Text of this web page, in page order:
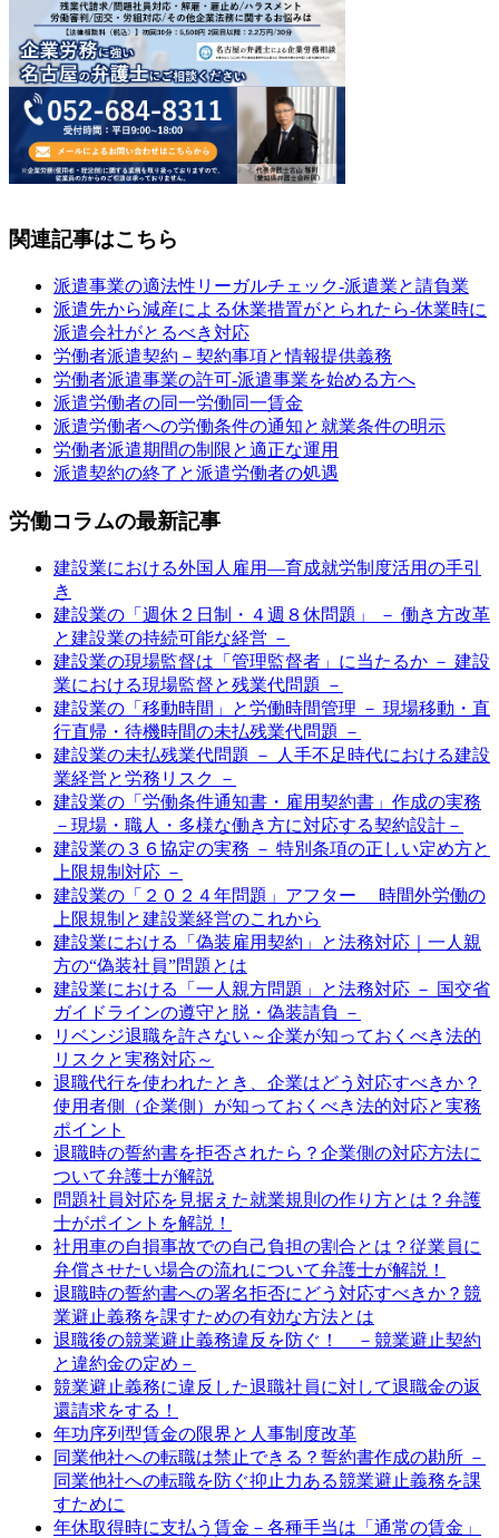
関連記事はこちら
派遣事業の適法性リーガルチェック‐派遣業と請負業
派遣先から減産による休業措置がとられたら‐休業時に
派遣会社がとるべき対応
労働者派遣契約－契約事項と情報提供義務
労働者派遣事業の許可‐派遣事業を始める方へ
派遣労働者の同一労働同一賃金
派遣労働者への労働条件の通知と就業条件の明示
労働者派遣期間の制限と適正な運用
派遣契約の終了と派遣労働者の処遇
労働コラムの最新記事
建設業における外国人雇用―育成就労制度活用の手引
き
建設業の「週休２日制・４週８休問題」 － 働き方改革
と建設業の持続可能な経営 －
建設業の現場監督は「管理監督者」に当たるか － 建設
業における現場監督と残業代問題 －
建設業の「移動時間」と労働時間管理 － 現場移動・直
行直帰・待機時間の未払残業代問題 －
建設業の未払残業代問題 － 人手不足時代における建設
業経営と労務リスク －
建設業の「労働条件通知書・雇用契約書」作成の実務
－現場・職人・多様な働き方に対応する契約設計－
建設業の３６協定の実務 － 特別条項の正しい定め方と
上限規制対応 －
建設業の「２０２４年問題」アフター 時間外労働の
上限規制と建設業経営のこれから
建設業における「偽装雇用契約」と法務対応｜一人親
方の“偽装社員”問題とは
建設業における「一人親方問題」と法務対応 － 国交省
ガイドラインの遵守と脱・偽装請負 －
リベンジ退職を許さない～企業が知っておくべき法的
リスクと実務対応～
退職代行を使われたとき、企業はどう対応すべきか？
使用者側（企業側）が知っておくべき法的対応と実務
ポイント
退職時の誓約書を拒否されたら？企業側の対応方法に
ついて弁護士が解説
問題社員対応を見据えた就業規則の作り方とは？弁護
士がポイントを解説！
社用車の自損事故での自己負担の割合とは？従業員に
弁償させたい場合の流れについて弁護士が解説！
退職時の誓約書への署名拒否にどう対応すべきか？競
業避止義務を課すための有効な方法とは
退職後の競業避止義務違反を防ぐ！ －競業避止契約
と違約金の定め－
競業避止義務に違反した退職社員に対して退職金の返
還請求をする！
年功序列型賃金の限界と人事制度改革
同業他社への転職は禁止できる？誓約書作成の勘所 －
同業他社への転職を防ぐ抑止力ある競業避止義務を課
すために
年休取得時に支払う賃金－各種手当は「通常の賃金」